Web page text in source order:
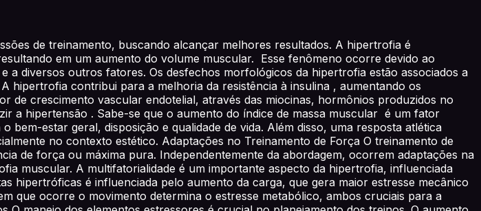
de treinamento, buscando alcançar melhores resultados. A hipertrofia é
em um aumento do volume muscular. Esse fenômeno ocorre devido ao
diversos outros fatores. Os desfechos morfológicos da hipertrofia estão associados a
hipertrofia contribui para a melhoria da resistência à insulina , aumentando os
de crescimento vascular endotelial, através das miocinas, hormônios produzidos no
a hipertensão . Sabe-se que o aumento do índice de massa muscular é um fator
estar geral, disposição e qualidade de vida. Além disso, uma resposta atlética
no contexto estético. Adaptações no Treinamento de Força O treinamento de
de força ou máxima pura. Independentemente da abordagem, ocorrem adaptações na
muscular. A multifatorialidade é um importante aspecto da hipertrofia, influenciada
hipertróficas é influenciada pelo aumento da carga, que gera maior estresse mecânico
que ocorre o movimento determina o estresse metabólico, ambos cruciais para a